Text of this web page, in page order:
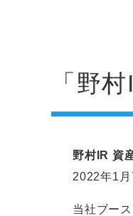
「野
野村IR 資
2022年1
当社ブー